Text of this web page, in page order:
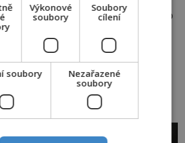
německými novináři jako
zavraždí v Braniborsku mezi
6. dubnem 1991 jedno dítě, pět
vážně zraní. Po útocích, které
sexuálně, většinu obětí znásilní.
že Schmidt je v době vražd
Výkonové
soubory
Soubory
cílení
soubory
Nezařazené
soubory